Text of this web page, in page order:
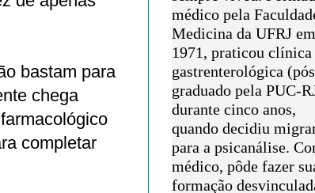
bastam para
chega
completar
médico pela
Medicina da UFRJ em
1971, praticou clínica
gastrenterológica
graduado pela PUC-
durante cinco anos,
quando decidiu
para a psicanálise.
médico, pôde fazer
formação